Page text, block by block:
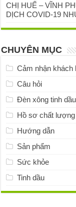
CHỊ HUẾ – VĨNH
DỊCH COVID-19
CHUYÊN MỤC
Cảm nhận khách
Câu hỏi
Đèn xông tinh dầu
Hồ sơ chất lượng
Hướng dẫn
Sản phẩm
Sức khỏe
Tinh dầu